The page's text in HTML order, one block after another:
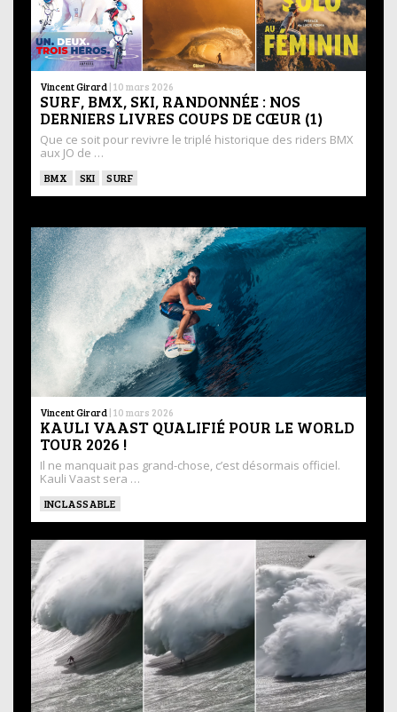
Vincent Girard | 10 mars 2026
SURF, BMX, SKI, RANDONNÉE : NOS
DERNIERS LIVRES COUPS DE CŒUR (1)
Que ce soit pour revivre le triplé historique des riders BMX
aux JO de …
BMX SKI SURF
Vincent Girard | 10 mars 2026
KAULI VAAST QUALIFIÉ POUR LE WORLD
TOUR 2026 !
Il ne manquait pas grand-chose, c’est désormais officiel.
Kauli Vaast sera …
INCLASSABLE